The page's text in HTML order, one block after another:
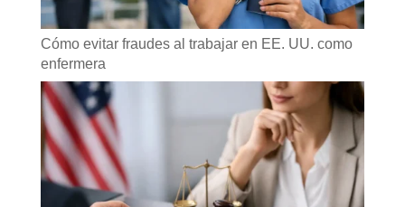
Cómo evitar fraudes al trabajar en EE. UU. como
enfermera